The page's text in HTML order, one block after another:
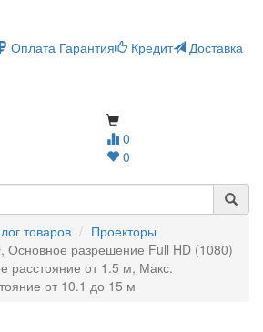
Оплата Гарантия Кредит
Доставка
0
0
товаров
Проекторы
Основное разрешение Full HD (1080)
расстояние от 1.5 м, Макс.
от 10.1 до 15 м